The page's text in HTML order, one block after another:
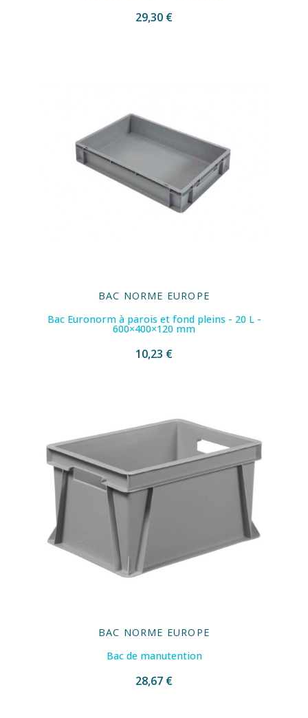
29,30 €
BAC NORME EUROPE
Bac Euronorm à parois et fond pleins - 20 L -
600×400×120 mm
10,23 €
BAC NORME EUROPE
Bac de manutention
28,67 €